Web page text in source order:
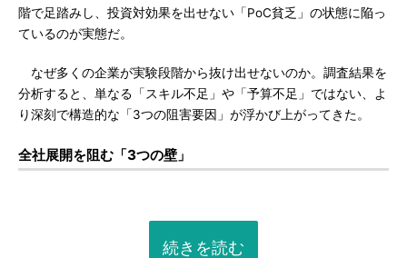
階で足踏みし、投資対効果を出せない「PoC貧乏」の状態に陥っ
ているのが実態だ。
なぜ多くの企業が実験段階から抜け出せないのか。調査結果を
分析すると、単なる「スキル不足」や「予算不足」ではない、よ
り深刻で構造的な「3つの阻害要因」が浮かび上がってきた。
全社展開を阻む「3つの壁」
続きを読む